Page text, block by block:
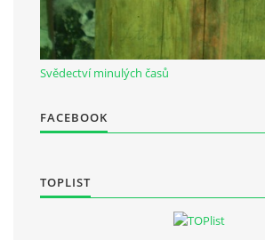
Kontaktní osoba:
Mgr. Miroslava Cinkeisová
723 967 851
Svědectví minulých časů
FACEBOOK
TOPLIST